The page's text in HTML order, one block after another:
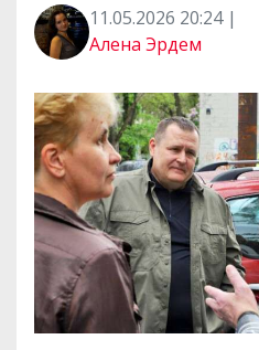
11.05.2026 20:24 |
Алена Эрдем